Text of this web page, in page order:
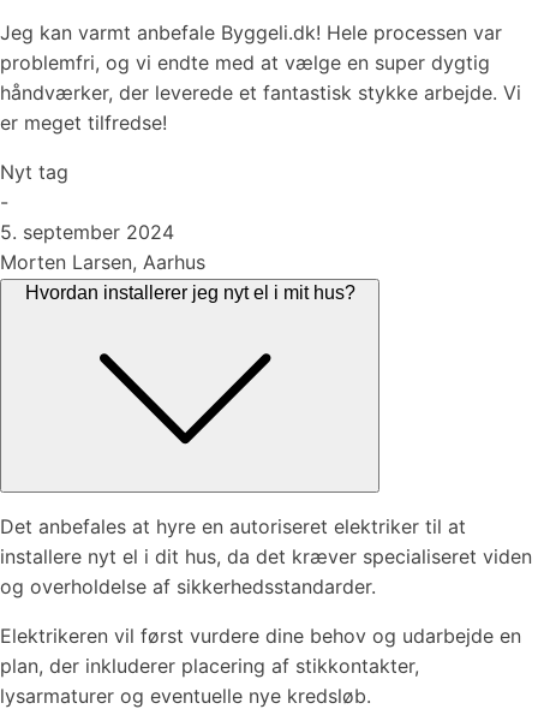
Jeg kan varmt anbefale Byggeli.dk! Hele processen var
problemfri, og vi endte med at vælge en super dygtig
håndværker, der leverede et fantastisk stykke arbejde. Vi
er meget tilfredse!
Nyt tag
-
5. september 2024
Morten Larsen, Aarhus
Hvordan installerer jeg nyt el i mit hus?
Det anbefales at hyre en autoriseret elektriker til at
installere nyt el i dit hus, da det kræver specialiseret viden
og overholdelse af sikkerhedsstandarder.
Elektrikeren vil først vurdere dine behov og udarbejde en
plan, der inkluderer placering af stikkontakter,
lysarmaturer og eventuelle nye kredsløb.